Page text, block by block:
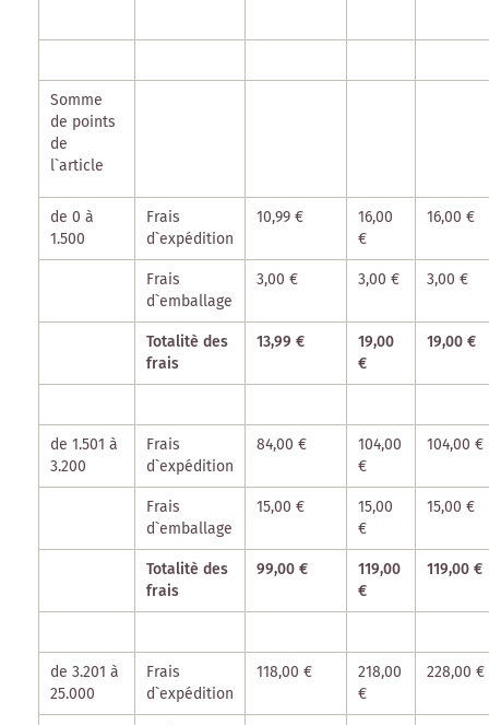
Somme
de points
de
l`article
de 0 à
1.500
Frais
d`expédition
10,99 €
16,00
€
16,00 €
Frais
d`emballage
3,00 € 3,00 € 3,00 €
Totalitè des
frais
13,99 €
19,00
€
19,00 €
de 1.501 à
3.200
Frais
d`expédition
84,00 €
104,00
€
104,00 €
Frais
d`emballage
15,00 €
15,00
€
15,00 €
Totalitè des
frais
99,00 €
119,00
€
119,00 €
de 3.201 à
25.000
Frais
d`expédition
118,00 €
218,00
€
228,00 €